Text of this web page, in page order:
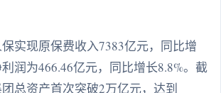
实现原保费收入7383亿元，同比增
润为466.46亿元，同比增长8.8%。截
总资产首次突破2万亿元，达到